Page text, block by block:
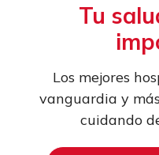
Tu
Los mejores
vanguardia y
cuidando